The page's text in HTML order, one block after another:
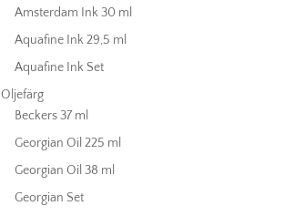
Amsterdam Ink 30 ml
Aquafine Ink 29,5 ml
Aquafine Ink Set
Oljefärg
Beckers 37 ml
Georgian Oil 225 ml
Georgian Oil 38 ml
Georgian Set